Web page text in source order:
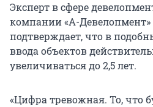
Эксперт в сфере
компании «А-Девелопмент»
подтверждает, что в
ввода объектов
увеличиваться до 2,5 лет.
«Цифра тревожная. То, что